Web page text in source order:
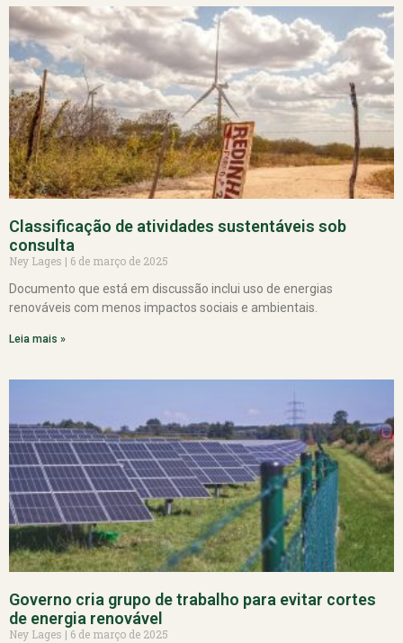
Classificação de atividades sustentáveis sob
consulta
Ney Lages
6 de março de 2025
Documento que está em discussão inclui uso de energias
renováveis com menos impactos sociais e ambientais.
Leia mais »
Governo cria grupo de trabalho para evitar cortes
de energia renovável
Ney Lages
6 de março de 2025